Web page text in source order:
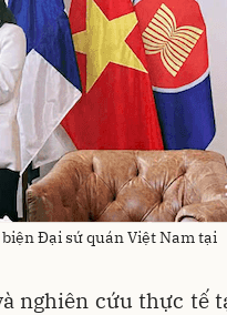
Đại sứ quán Việt Nam tại
nghiên cứu thực tế